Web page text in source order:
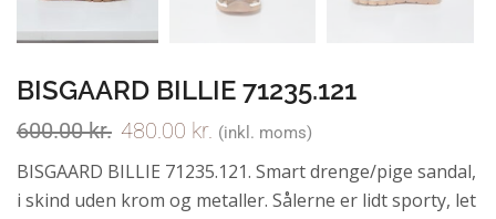
BISGAARD BILLIE 71235.121
600.00kr. 480.00 kr. (inkl. moms)
BISGAARD BILLIE 71235.121. Smart drenge/pige sandal,
i skind uden krom og metaller. Sålerne er lidt sporty, let